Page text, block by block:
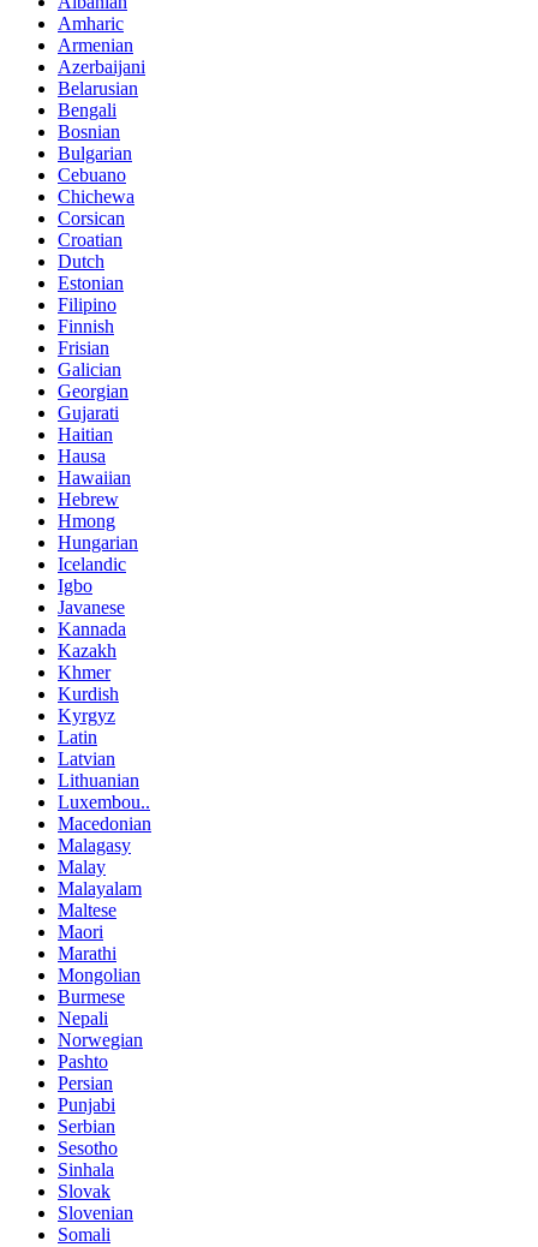
Amharic
Armenian
Azerbaijani
Belarusian
Bengali
Bosnian
Bulgarian
Cebuano
Chichewa
Corsican
Croatian
Dutch
Estonian
Filipino
Finnish
Frisian
Galician
Georgian
Gujarati
Haitian
Hausa
Hawaiian
Hebrew
Hmong
Hungarian
Icelandic
Igbo
Javanese
Kannada
Kazakh
Khmer
Kurdish
Kyrgyz
Latin
Latvian
Lithuanian
Luxembou..
Macedonian
Malagasy
Malay
Malayalam
Maltese
Maori
Marathi
Mongolian
Burmese
Nepali
Norwegian
Pashto
Persian
Punjabi
Serbian
Sesotho
Sinhala
Slovak
Slovenian
Somali